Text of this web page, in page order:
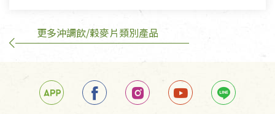
訂購手抄稿退貨需知：
手抄稿進行退貨時，請務必保持原包裝方式及使用原
若未保持原包裝方式或未使用原箱退回，導致書籍有
任何折損、磨損、污損或凹角，將不接受退貨，也不
更多沖調飲/穀麥片類別產品